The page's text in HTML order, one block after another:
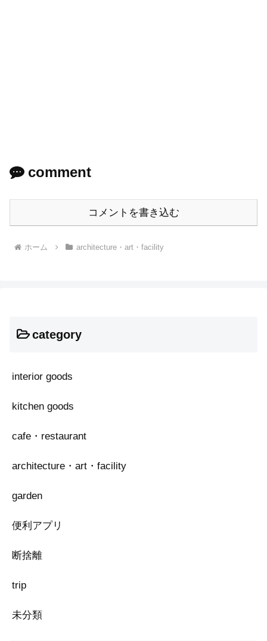
comment
コメントを書き込む
ホーム architecture・art・facility
category
interior goods
kitchen goods
cafe・restaurant
architecture・art・facility
garden
便利アプリ
断捨離
trip
未分類